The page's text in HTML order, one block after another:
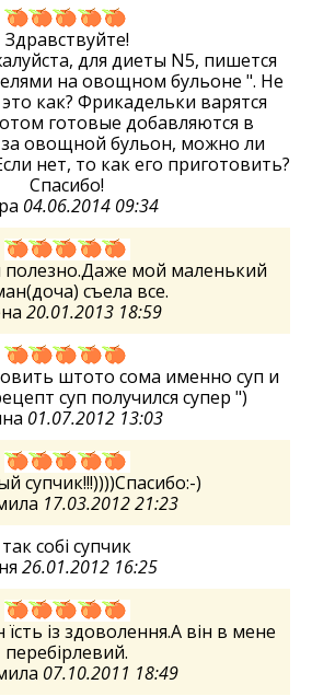
Здравствуйте!
для диеты N5, пишется
на овощном бульоне ". Не
как? Фрикадельки варятся
готовые добавляются в
за овощной бульон, можно ли
нет, то как его приготовить?
Спасибо!
04.06.2014 09:34
полезно.Даже мой маленький
съела все.
20.01.2013 18:59
штото сома именно суп и
суп получился супер ")
01.07.2012 13:03
супчик!!!))))Спасибо:-)
17.03.2012 21:23
так собі супчик
26.01.2012 16:25
із здоволення.А він в мене
перебірлевий.
07.10.2011 18:49